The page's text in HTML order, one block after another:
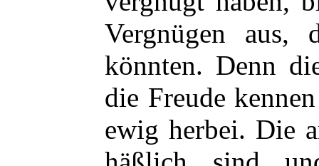
Vergnügen aus,
könnten. Denn
die Freude
ewig herbei. Die